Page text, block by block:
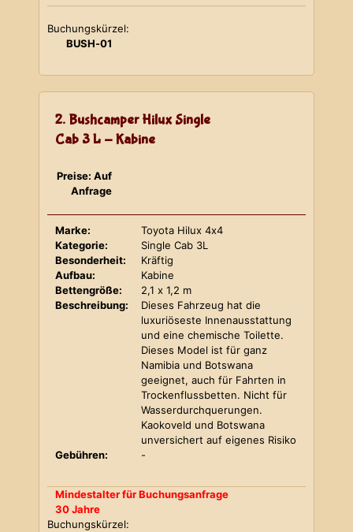
Buchungskürzel:
BUSH-01
2. Bushcamper Hilux Single
Cab 3 L - Kabine
Preise: Auf
Anfrage
Marke:
Toyota Hilux 4x4
Kategorie:
Single Cab 3L
Besonderheit:
Kräftig
Aufbau:
Kabine
Bettengröße:
2,1 x 1,2 m
Beschreibung:
Dieses Fahrzeug hat die
luxuriöseste Innenausstattung
und eine chemische Toilette.
Dieses Model ist für ganz
Namibia und Botswana
geeignet, auch für Fahrten in
Trockenflussbetten. Nicht für
Wasserdurchquerungen.
Kaokoveld und Botswana
unversichert auf eigenes Risiko
Gebühren:
-
Mindestalter für Buchungsanfrage
30 Jahre
Buchungskürzel: